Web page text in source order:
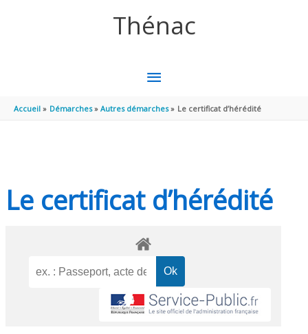
Thénac
MENU
PRINCIPAL
Accueil Démarches Autres démarches Le certificat d’hérédité
Le certificat d’hérédité